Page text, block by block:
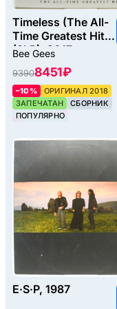
Timeless (The All-
Time Greatest Hits)
(2LP), 2017
Bee Gees
93908451 ₽
–10%
ОРИГИНАЛ 2018
ЗАПЕЧАТАН
СБОРНИК
ПОПУЛЯРНО
E·S·P, 1987